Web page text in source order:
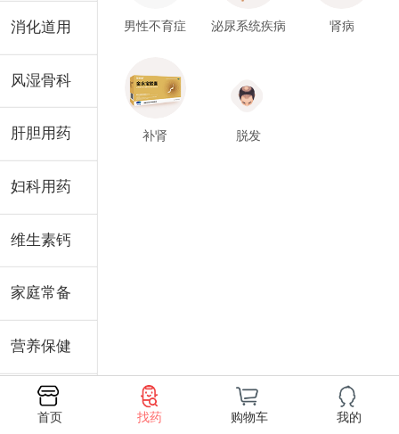
消化道用
药
风湿骨科
肝胆用药
妇科用药
维生素钙
家庭常备
营养保健
成人用品
男性不育症 泌尿系统疾病 肾病
补肾 脱发
首页 找药 购物车 我的